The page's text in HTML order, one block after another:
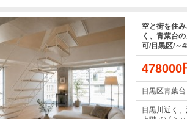
空と街を住
く、青葉台
可/目黒区/～
目黒区青葉台
目黒川近く